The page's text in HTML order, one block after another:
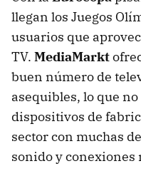
llegan los Juegos
usuarios que
TV. MediaMarkt
buen número de
asequibles, lo que
dispositivos de
sector con muchas
sonido y conexiones